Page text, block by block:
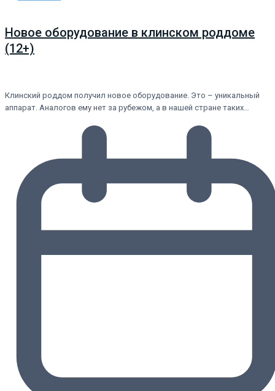
Новое оборудование в клинском роддоме
(12+)
Клинский роддом получил новое оборудование. Это – уникальный
аппарат. Аналогов ему нет за рубежом, а в нашей стране таких…